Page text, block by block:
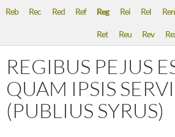
Reb Rec Red Ref Reg Rei Rel
Ret Reu Rev
REGIBUS PEJUS
QUAM IPSIS
(PUBLIUS SYRUS)